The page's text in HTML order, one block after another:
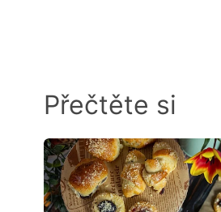
Přečtěte si